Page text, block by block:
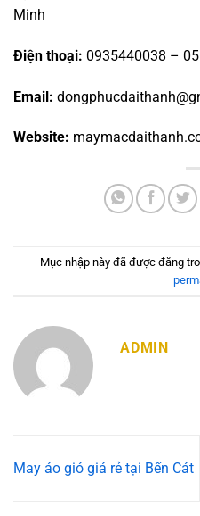
Minh
Điện thoại: 0935440038 –
Email:
Website:
Mục nhập này đã được đăng
ADMIN
May áo gió giá rẻ tại Bến Cát